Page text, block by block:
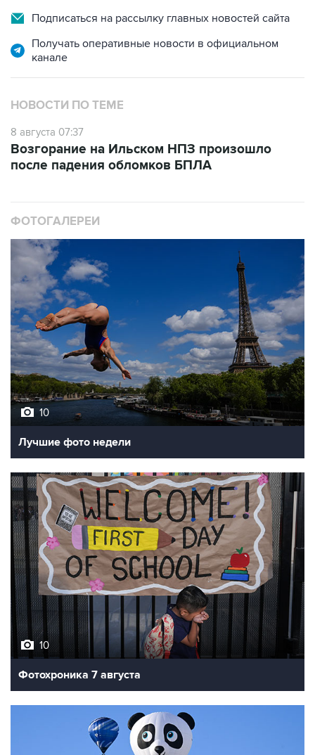
Подписаться на рассылку главных новостей сайта
Получать оперативные новости в официальном
канале
НОВОСТИ ПО ТЕМЕ
8 августа 07:37
Возгорание на Ильском НПЗ произошло
после падения обломков БПЛА
ФОТОГАЛЕРЕИ
10
Лучшие фото недели
10
Фотохроника 7 августа